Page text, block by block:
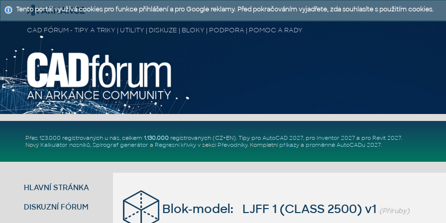
CAD FÓRUM - TIPY A TRIKY | UTILITY | DISKUZE | BLOKY | PODPORA | POMOC A RADY
Přes 123.000 registrovaných u nás, celkem 1.130.000registrovaných (CZ+EN). Tipy pro AutoCAD 2027, pro Inventor 2027a pro Revit 2027.
Nový Kalkulátor nosníků, Spirograf generátor a Regresní křivkyv sekci Převodníky. Kompletní příkazya proměnné AutoCADu 2027.
HLAVNÍ STRÁNKA
DISKUZNÍ FÓRUM Blok-model: LJFF 1 (CLASS 2500) v1 (Příruby)
Tento portál využívá cookies pro funkce přihlášení a pro Google reklamy. Před pokračováním vyjadřete, zda souhlasíte s použitím cookies.